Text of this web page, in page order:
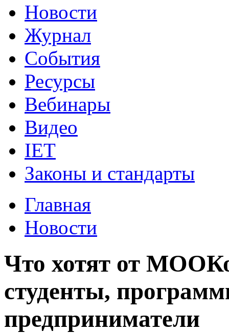
Новости
Журнал
События
Ресурсы
Вебинары
Видео
IET
Законы и стандарты
Главная
Новости
Что хотят от
студенты,
предприниматели